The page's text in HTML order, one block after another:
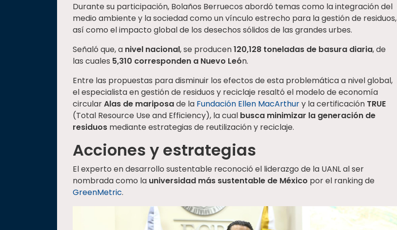
Durante su participación, Bolaños Berruecos abordó temas como la integración del
medio ambiente y la sociedad como un vínculo estrecho para la gestión de residuos,
así como el impacto global de los desechos sólidos de las grandes urbes.
Señaló que, a nivel nacional, se producen120,128 toneladas de basura diaria, de
las cuales 5,310 corresponden a Nuevo León.
Entre las propuestas para disminuir los efectos de esta problemática a nivel global,
el especialista en gestión de residuos y reciclaje resaltó el modelo de economía
circularAlas de mariposade la Fundación Ellen MacArthury la certificación TRUE
(Total Resource Use and Efficiency), la cual busca minimizar la generación de
residuos mediante estrategias de reutilización y reciclaje.
Acciones y estrategias
El experto en desarrollo sustentable reconoció el liderazgo de la UANL al ser
nombrada como la universidad más sustentable de México por el ranking de
GreenMetric.